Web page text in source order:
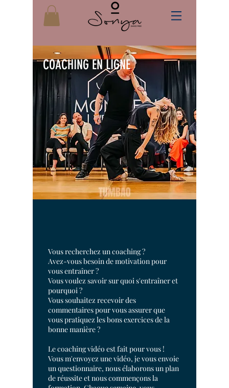
COACHING EN LIGNE
Vous recherchez un coaching ?
Avez-vous besoin de motivation pour
vous entraîner ?
Vous voulez savoir sur quoi s'entraîner et
pourquoi ?
Vous souhaitez recevoir des
commentaires pour vous assurer que
vous pratiquez les bons exercices de la
bonne manière ?
Le coaching vidéo est fait pour vous !
Vous m'envoyez une vidéo, je vous envoie
un questionnaire, nous élaborons un plan
de réussite et nous commençons la